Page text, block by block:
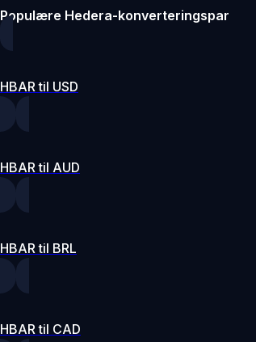
Populære Hedera-konverteringspar
HBAR til USD
HBAR til AUD
HBAR til BRL
HBAR til CAD